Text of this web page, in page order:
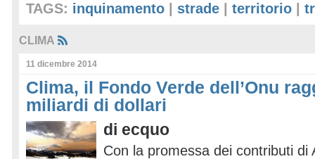
TAGS: inquinamento strade territorio
CLIMA
11 dicembre 2014
Clima, il Fondo Verde dell’Onu
miliardi di dollari
di ecquo
Con la promessa dei contributi di